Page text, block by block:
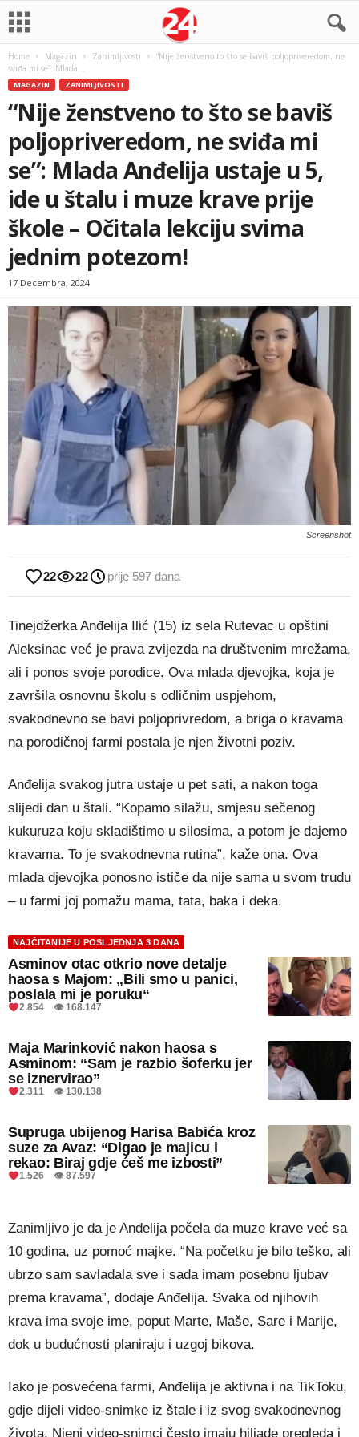
Home Magazin Zanimljivosti
“Nije ženstveno to što se baviš poljopriveredom, ne
sviđa mi se”: Mlada...
MAGAZIN ZANIMLJIVOSTI
“Nije ženstveno to što se baviš
poljopriveredom, ne sviđa mi
se”: Mlada Anđelija ustaje u 5,
ide u štalu i muze krave prije
škole – Očitala lekciju svima
jednim potezom!
17 Decembra, 2024
Screenshot
22 22 prije 597 dana
Tinejdžerka Anđelija Ilić (15) iz sela Rutevac u opštini
Aleksinac već je prava zvijezda na društvenim mrežama,
ali i ponos svoje porodice. Ova mlada djevojka, koja je
završila osnovnu školu s odličnim uspjehom,
svakodnevno se bavi poljoprivredom, a briga o kravama
na porodičnoj farmi postala je njen životni poziv.
Anđelija svakog jutra ustaje u pet sati, a nakon toga
slijedi dan u štali. “Kopamo silažu, smjesu sečenog
kukuruza koju skladištimo u silosima, a potom je dajemo
kravama. To je svakodnevna rutina”, kaže ona. Ova
mlada djevojka ponosno ističe da nije sama u svom trudu
– u farmi joj pomažu mama, tata, baka i deka.
NAJČITANIJE U POSLJEDNJA 3 DANA
Asminov otac otkrio nove detalje
haosa s Majom: „Bili smo u panici,
poslala mi je poruku“
2.854 👁 168.147
Maja Marinković nakon haosa s
Asminom: “Sam je razbio šoferku jer
se iznervirao”
2.311 👁 130.138
Supruga ubijenog Harisa Babića kroz
suze za Avaz: “Digao je majicu i
rekao: Biraj gdje ćeš me izbosti”
1.526 👁 87.597
Zanimljivo je da je Anđelija počela da muze krave već sa
10 godina, uz pomoć majke. “Na početku je bilo teško, ali
ubrzo sam savladala sve i sada imam posebnu ljubav
prema kravama”, dodaje Anđelija. Svaka od njihovih
krava ima svoje ime, poput Marte, Maše, Sare i Marije,
dok u budućnosti planiraju i uzgoj bikova.
Iako je posvećena farmi, Anđelija je aktivna i na TikToku,
gdje dijeli video-snimke iz štale i iz svog svakodnevnog
života. Njeni video-snimci često imaju hiljade pregleda i